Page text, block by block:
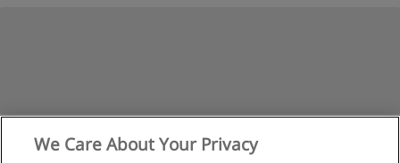
We Care About Your Privacy